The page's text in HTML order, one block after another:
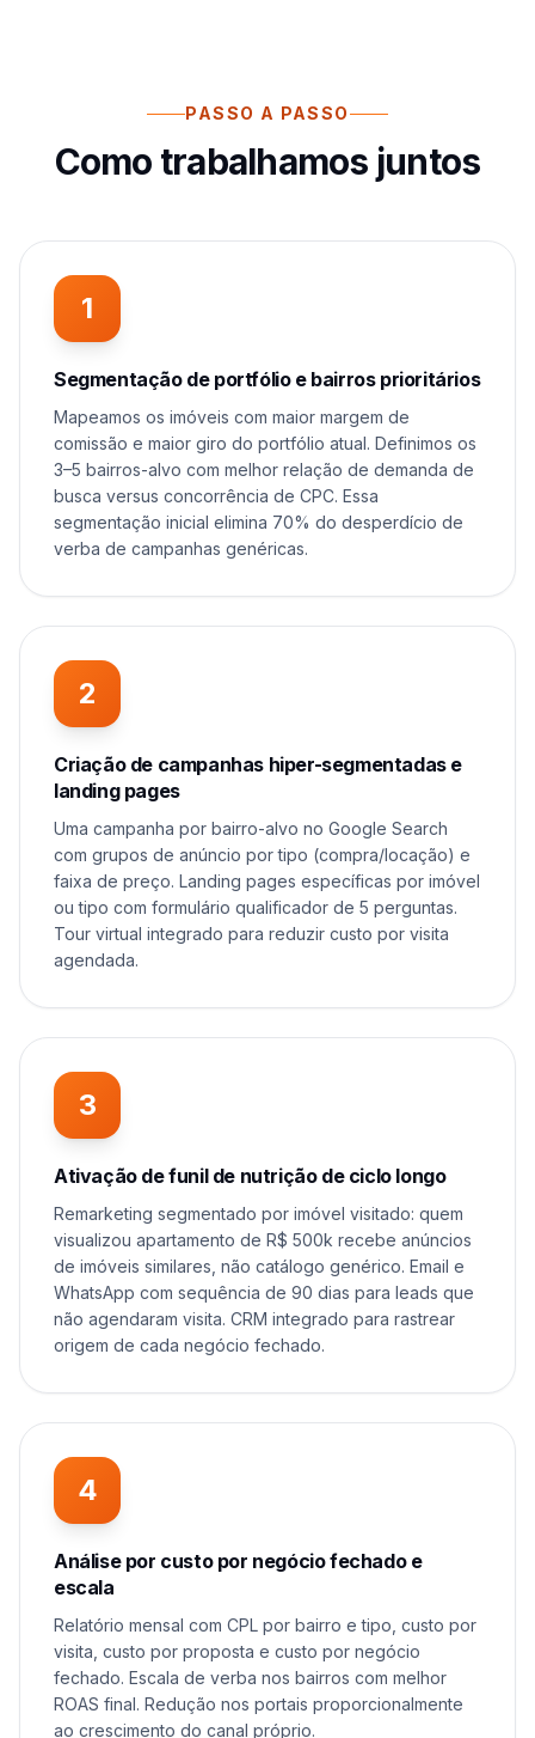
PASSO A PASSO
Como trabalhamos juntos
1
Segmentação de portfólio e bairros prioritários
Mapeamos os imóveis com maior margem de
comissão e maior giro do portfólio atual. Definimos os
3–5 bairros-alvo com melhor relação de demanda de
busca versus concorrência de CPC. Essa
segmentação inicial elimina 70% do desperdício de
verba de campanhas genéricas.
2
Criação de campanhas hiper-segmentadas e
landing pages
Uma campanha por bairro-alvo no Google Search
com grupos de anúncio por tipo (compra/locação) e
faixa de preço. Landing pages específicas por imóvel
ou tipo com formulário qualificador de 5 perguntas.
Tour virtual integrado para reduzir custo por visita
agendada.
3
Ativação de funil de nutrição de ciclo longo
Remarketing segmentado por imóvel visitado: quem
visualizou apartamento de R$ 500k recebe anúncios
de imóveis similares, não catálogo genérico. Email e
WhatsApp com sequência de 90 dias para leads que
não agendaram visita. CRM integrado para rastrear
origem de cada negócio fechado.
4
Análise por custo por negócio fechado e
escala
Relatório mensal com CPL por bairro e tipo, custo por
visita, custo por proposta e custo por negócio
fechado. Escala de verba nos bairros com melhor
ROAS final. Redução nos portais proporcionalmente
ao crescimento do canal próprio.